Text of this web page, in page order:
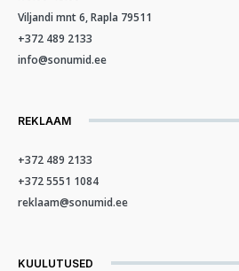
Viljandi mnt 6, Rapla 79511
+372 489 2133
info@sonumid.ee
REKLAAM
+372 489 2133
+372 5551 1084
reklaam@sonumid.ee
KUULUTUSED